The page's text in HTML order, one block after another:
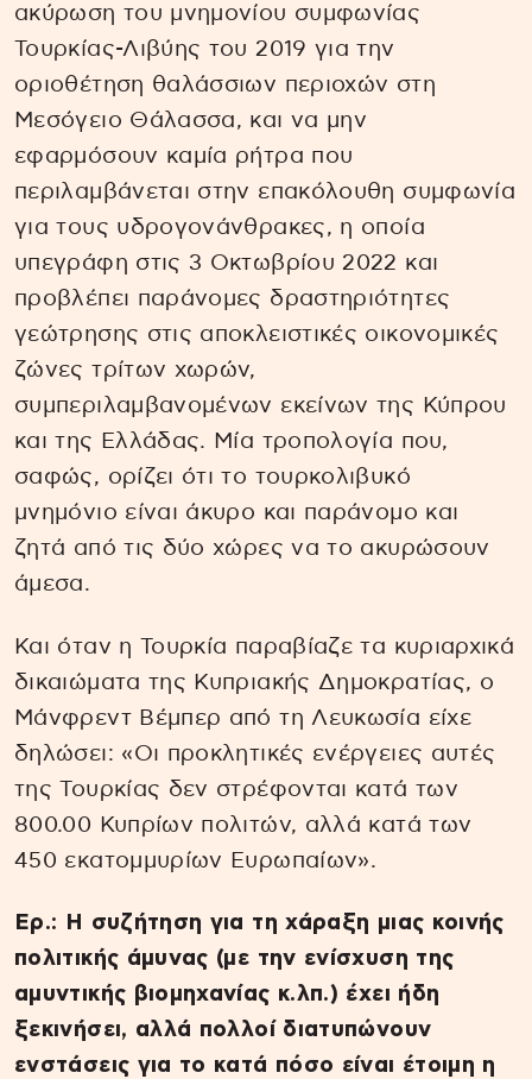
ακύρωση του μνημονίου συμφωνίας
Τουρκίας-Λιβύης του 2019 για την
οριοθέτηση θαλάσσιων περιοχών στη
Μεσόγειο Θάλασσα, και να μην
εφαρμόσουν καμία ρήτρα που
περιλαμβάνεται στην επακόλουθη συμφωνία
για τους υδρογονάνθρακες, η οποία
υπεγράφη στις 3 Οκτωβρίου 2022 και
προβλέπει παράνομες δραστηριότητες
γεώτρησης στις αποκλειστικές οικονομικές
ζώνες τρίτων χωρών,
συμπεριλαμβανομένων εκείνων της Κύπρου
και της Ελλάδας. Μία τροπολογία που,
σαφώς, ορίζει ότι το τουρκολιβυκό
μνημόνιο είναι άκυρο και παράνομο και
ζητά από τις δύο χώρες να το ακυρώσουν
άμεσα.
Και όταν η Τουρκία παραβίαζε τα κυριαρχικά
δικαιώματα της Κυπριακής Δημοκρατίας, ο
Μάνφρεντ Βέμπερ από τη Λευκωσία είχε
δηλώσει: «Οι προκλητικές ενέργειες αυτές
της Τουρκίας δεν στρέφονται κατά των
800.00 Κυπρίων πολιτών, αλλά κατά των
450 εκατομμυρίων Ευρωπαίων».
Ερ.: Η συζήτηση για τη χάραξη μιας κοινής
πολιτικής άμυνας (με την ενίσχυση της
αμυντικής βιομηχανίας κ.λπ.) έχει ήδη
ξεκινήσει, αλλά πολλοί διατυπώνουν
ενστάσεις για το κατά πόσο είναι έτοιμη η